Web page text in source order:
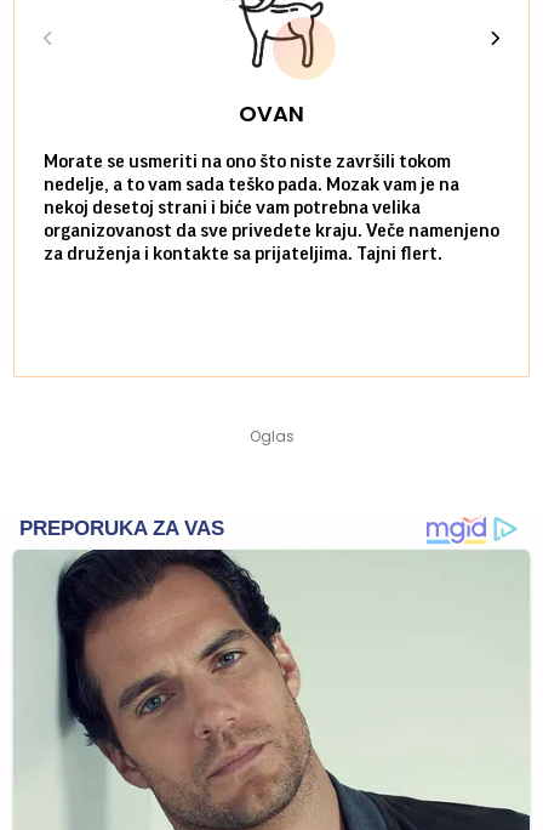
OVAN
Morate se usmeriti na ono što niste završili tokom
nedelje, a to vam sada teško pada. Mozak vam je na
nekoj desetoj strani i biće vam potrebna velika
organizovanost da sve privedete kraju. Veče namenjeno
za druženja i kontakte sa prijateljima. Tajni flert.